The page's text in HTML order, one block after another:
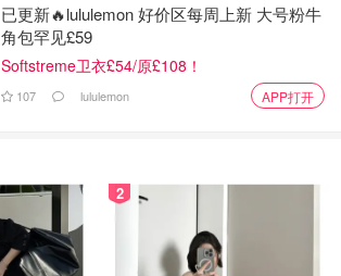
已更新🔥lululemon 好价区每周上新 大号粉牛
角包罕见£59
Softstreme卫衣£54/原£108！
107 lululemon APP打开
2